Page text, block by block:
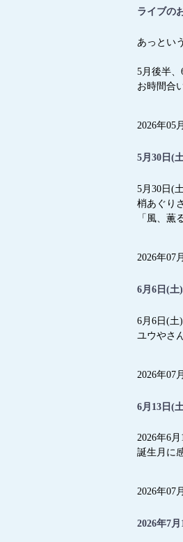
ライブの
あっとい
5月後半
お時間合
2026年05
5月30日(
5月30日(
梢あぐり
「風、
2026年07
6月6日(土
6月6日(土
ユウやさ
2026年07
6月13日(
2026年6
誕生月に
2026年07
2026年7